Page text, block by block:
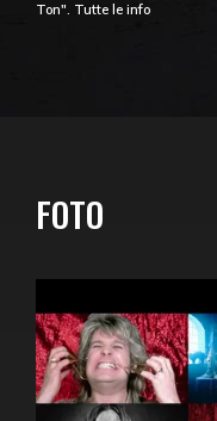
Ton". Tutte le info
FOTO